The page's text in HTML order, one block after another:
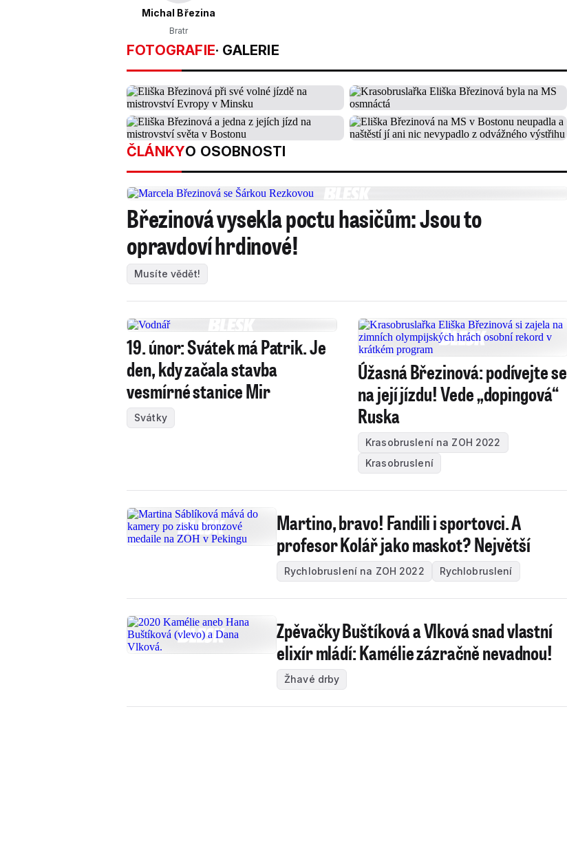
Michal Březina
Bratr
FOTOGRAFIE· GALERIE
ČLÁNKYO OSOBNOSTI
Březinová vysekla poctu hasičům: Jsou to
opravdoví hrdinové!
Musíte vědět!
19. únor: Svátek má Patrik. Je
den, kdy začala stavba
vesmírné stanice Mir
Svátky
Úžasná Březinová: podívejte se
na její jízdu! Vede „dopingová“
Ruska
Krasobruslení na ZOH 2022
Krasobruslení
Martino, bravo! Fandili i sportovci. A
profesor Kolář jako maskot? Největší
Rychlobruslení na ZOH 2022 Rychlobruslení
Zpěvačky Buštíková a Vlková snad vlastní
elixír mládí: Kamélie zázračně nevadnou!
Žhavé drby